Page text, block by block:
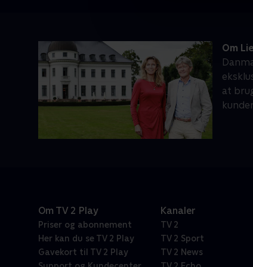
Om
at
Om TV 2 Play
Priser og abonnement
Her kan du se TV 2 Play
Gavekort til TV 2 Play
Kanaler
TV 2
TV 2 Sport
TV 2 News